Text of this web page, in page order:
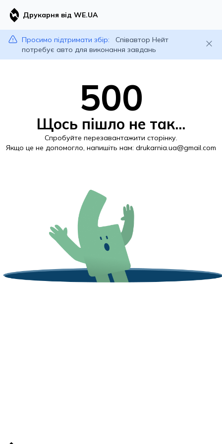
Друкарня від WE.UA
Просимо підтримати збір:
Співавтор Нейт
потребує авто для виконання завдань
500
Щось пішло не так...
Спробуйте перезавантажити сторінку.
Якщо це не допомогло, напишіть нам: drukarnia.ua@gmail.com